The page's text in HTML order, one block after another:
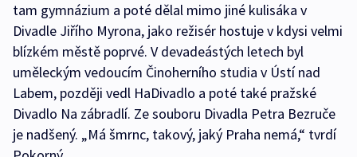
tam gymnázium a poté dělal mimo jiné kulisáka v
Divadle Jiřího Myrona, jako režisér hostuje v kdysi velmi
blízkém městě poprvé. V devadeástých letech byl
uměleckým vedoucím Činoherního studia v Ústí nad
Labem, později vedl HaDivadlo a poté také pražské
Divadlo Na zábradlí. Ze souboru Divadla Petra Bezruče
je nadšený. „Má šmrnc, takový, jaký Praha nemá,“ tvrdí